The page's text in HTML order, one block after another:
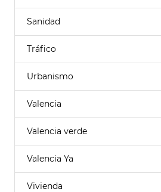
Sanidad
Tráfico
Urbanismo
Valencia
Valencia verde
Valencia Ya
Vivienda